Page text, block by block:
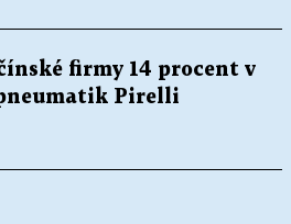
firmy 14 procent v
Pirelli